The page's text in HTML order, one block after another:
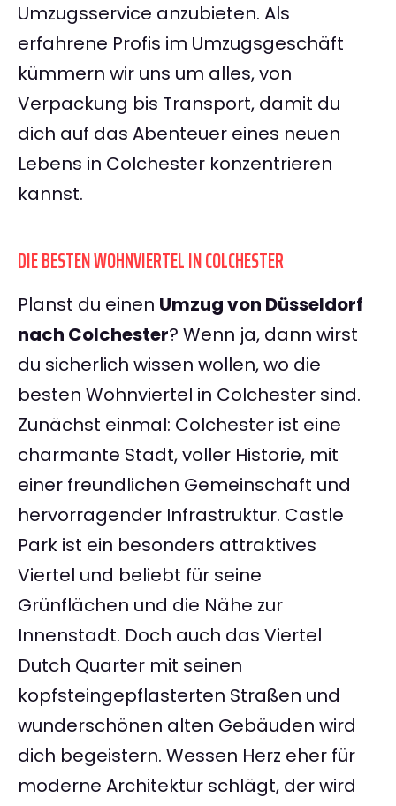
Umzugsservice anzubieten. Als
erfahrene Profis im Umzugsgeschäft
kümmern wir uns um alles, von
Verpackung bis Transport, damit du
dich auf das Abenteuer eines neuen
Lebens in Colchester konzentrieren
kannst.
DIE BESTEN WOHNVIERTEL IN COLCHESTER
Planst du einen Umzug von Düsseldorf
nach Colchester? Wenn ja, dann wirst
du sicherlich wissen wollen, wo die
besten Wohnviertel in Colchester sind.
Zunächst einmal: Colchester ist eine
charmante Stadt, voller Historie, mit
einer freundlichen Gemeinschaft und
hervorragender Infrastruktur. Castle
Park ist ein besonders attraktives
Viertel und beliebt für seine
Grünflächen und die Nähe zur
Innenstadt. Doch auch das Viertel
Dutch Quarter mit seinen
kopfsteingepflasterten Straßen und
wunderschönen alten Gebäuden wird
dich begeistern. Wessen Herz eher für
moderne Architektur schlägt, der wird